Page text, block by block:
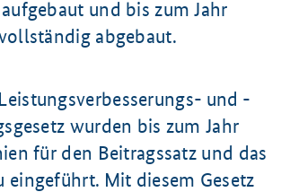
und bis zum Jahr
abgebaut.
und -
wurden bis zum Jahr
für den Beitragssatz und das
eingeführt. Mit diesem Gesetz